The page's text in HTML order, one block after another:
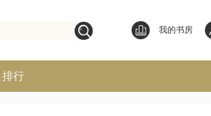
我的书房
排行